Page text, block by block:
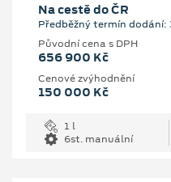
Na cestě do ČR
Předběžný termín dodání:
Původní cena s DPH
656 900 Kč
Cenové zvýhodnění
150 000 Kč
1 l
6st. manuální